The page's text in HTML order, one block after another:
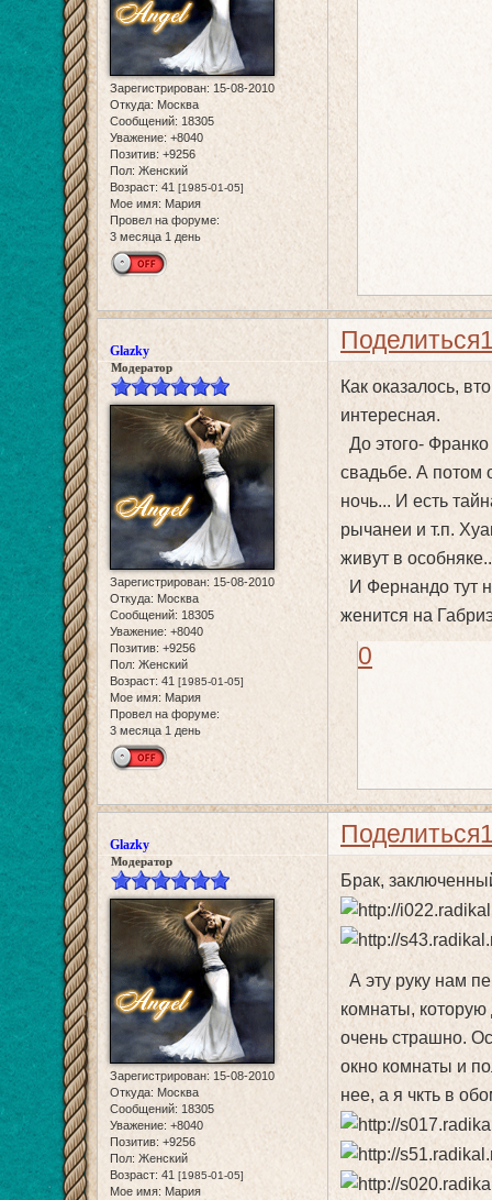
Зарегистрирован: 15-08-2010
Откуда: Москва
Сообщений: 18305
Уважение: +8040
Позитив: +9256
Пол: Женский
Возраст: 41 [1985-01-05]
Мое имя: Мария
Провел на форуме:
3 месяца 1 день
Поделиться
Glazky
Модератор
Зарегистрирован: 15-08-2010
Откуда: Москва
Сообщений: 18305
Уважение: +8040
Позитив: +9256
Пол: Женский
Возраст: 41 [1985-01-05]
Мое имя: Мария
Провел на форуме:
3 месяца 1 день
Как оказалось,
интересная.
До этого-
свадьбе. А потом
ночь... И есть
рычанеи и т.п.
живут в
И Фернандо тут
женится на
0
Поделиться
Glazky
Модератор
Зарегистрирован: 15-08-2010
Откуда: Москва
Сообщений: 18305
Уважение: +8040
Позитив: +9256
Пол: Женский
Возраст: 41 [1985-01-05]
Мое имя: Мария
Брак,
А эту руку нам
комнаты, которую
очень страшно.
окно комнаты и
нее, а я чкть в